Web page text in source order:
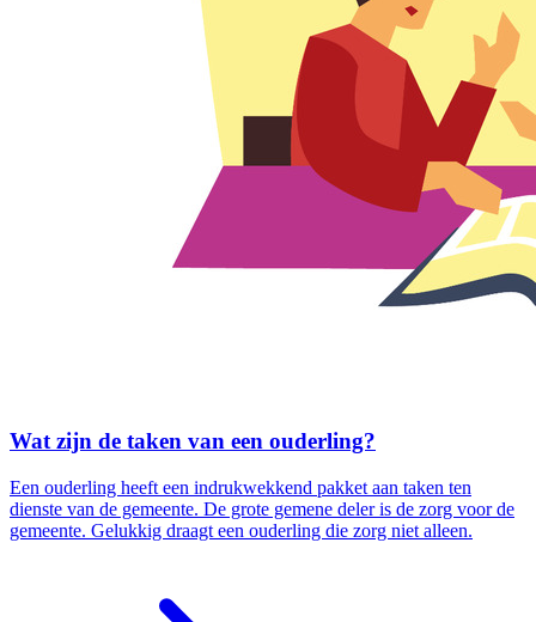
Wat zijn de taken van een ouderling?
Een ouderling heeft een indrukwekkend pakket aan taken ten
dienste van de gemeente. De grote gemene deler is de zorg voor de
gemeente. Gelukkig draagt een ouderling die zorg niet alleen.